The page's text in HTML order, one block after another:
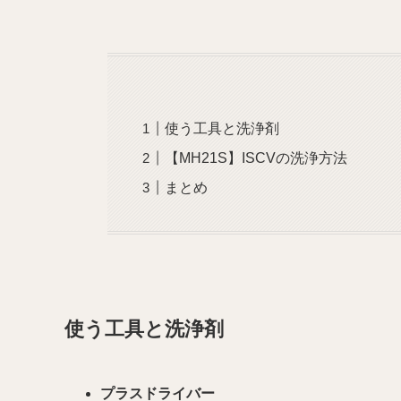
使う工具と洗浄剤
【MH21S】ISCVの洗浄方法
まとめ
使う工具と洗浄剤
プラスドライバー